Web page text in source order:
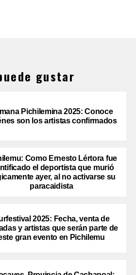
gustar
Pichilemina 2025: Conoce
son los artistas confirmados
Como Ernesto Lértora fue
el deportista que murió
ayer, al no activarse su
paracaidista
2025: Fecha, venta de
y artistas que serán parte de
gran evento en Pichilemu